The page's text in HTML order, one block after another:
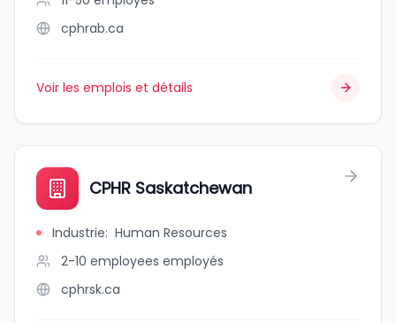
cphrab.ca
Voir les emplois et détails
CPHR Saskatchewan
Industrie: Human Resources
2-10 employees employés
cphrsk.ca